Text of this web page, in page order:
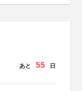
あと 55 日